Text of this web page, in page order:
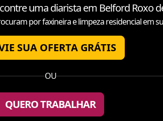
uma diarista em Belford Roxo
por faxineira e limpeza residencial em
SUA OFERTA GRÁTIS
OU
QUERO TRABALHAR